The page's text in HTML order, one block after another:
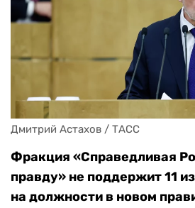
Дмитрий Астахов / ТАСС
Фракция «Справедливая
правду» не поддержит 11
на должности в новом